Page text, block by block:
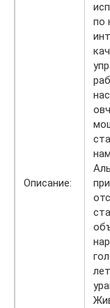
Описание:
по